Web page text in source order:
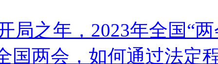
局之年，2023年全国“
国两会，如何通过法定